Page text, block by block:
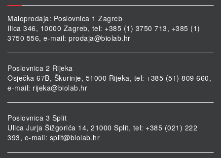
Maloprodaja: Poslovnica 1 Zagreb
Ilica 346, 10000 Zagreb, tel: +385 (1) 3750 713, +385 (1)
3750 556, e-mail: prodaja@biolab.hr
Poslovnica 2 Rijeka
Osječka 67B, Škurinje, 51000 Rijeka, tel: +385 (51) 809 660,
e-mail: rijeka@biolab.hr
Poslovnica 3 Split
Ulica Jurja Šižgorića 14, 21000 Split, tel: +385 (021) 222
393, e-mail: split@biolab.hr